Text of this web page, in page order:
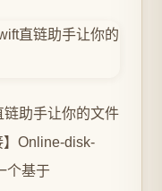
助手让你的文件
Online-disk-
个基于